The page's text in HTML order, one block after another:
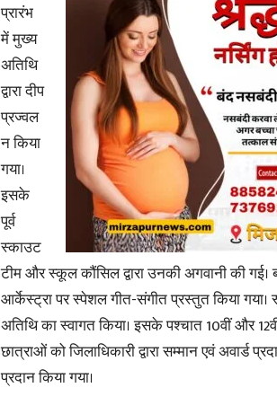
प्रारंभ
में मुख्य
अतिथि
द्वारा दीप
प्रज्वल
न किया
गया।
इसके
पूर्व
स्काउट
टीम और स्कूल कौंसिल द्वारा उनकी अगवानी की
आर्केस्ट्रा पर स्पेशल गीत-संगीत प्रस्तुत किया
अतिथि का स्वागत किया। इसके पश्चात 10वीं और
छात्राओं को जिलाधिकारी द्वारा सम्मान एवं अवार्ड
प्रदान किया गया।